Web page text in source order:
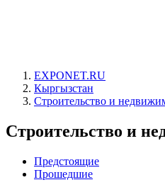
EXPONET.RU
Кыргызстан
Строительство и
Строительство и
Предстоящие
Прошедшие